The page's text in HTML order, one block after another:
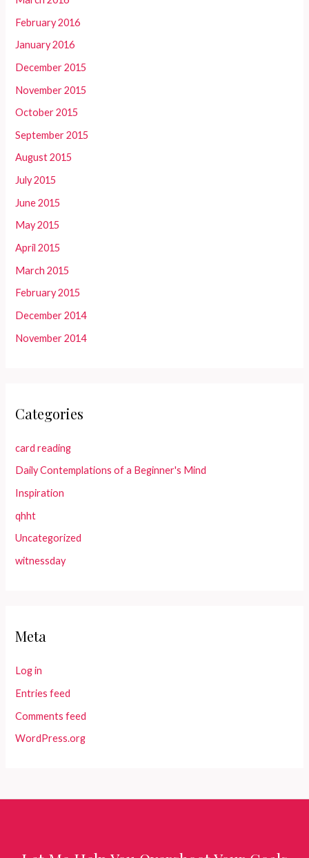
February 2016
January 2016
December 2015
November 2015
October 2015
September 2015
August 2015
July 2015
June 2015
May 2015
April 2015
March 2015
February 2015
December 2014
November 2014
Categories
card reading
Daily Contemplations of a Beginner's Mind
Inspiration
qhht
Uncategorized
witnessday
Meta
Log in
Entries feed
Comments feed
WordPress.org